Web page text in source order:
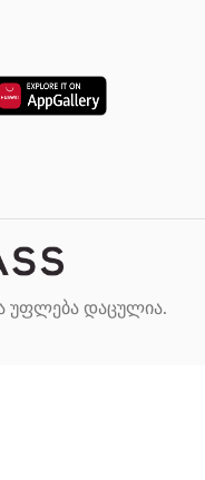
უფლება დაცულია.